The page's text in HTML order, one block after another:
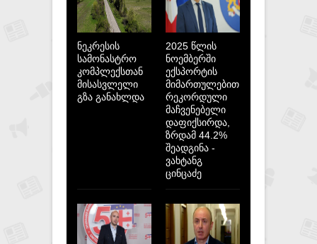
ნეკრესის
სამონასტრო
კომპლექსთან
მისასვლელი
გზა განახლდა
2025 წლის
ნოემბერში
ექსპორტის
მიმართულებით
რეკორდული
მაჩვენებელი
დაფიქსირდა,
ზრდამ 44.2%
შეადგინა -
ვახტანგ
ცინცაძე